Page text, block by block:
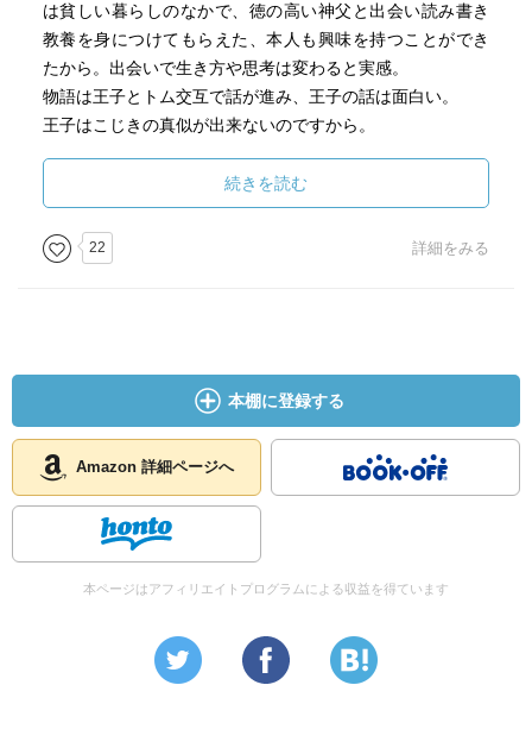
は貧しい暮らしのなかで、徳の高い神父と出会い読み書き
教養を身につけてもらえた、本人も興味を持つことができ
たから。出会いで生き方や思考は変わると実感。
物語は王子とトム交互で話が進み、王子の話は面白い。
王子はこじきの真似が出来ないのですから。
続きを読む
22 詳細をみる
本棚に登録する
Amazon 詳細ページへ
本ページはアフィリエイトプログラムによる収益を得ています